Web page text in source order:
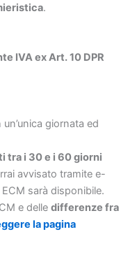
.
IVA ex Art. 10 DPR
un’unica giornata ed
tra i 30 e i 60 giorni
avvisato tramite e-
sarà disponibile.
e delle differenze fra
la pagina